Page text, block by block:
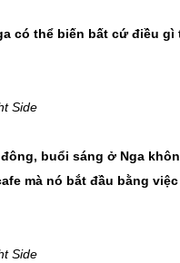
có thể biến bất cứ điều gì
Side
đông, buổi sáng ở Nga
mà nó bắt đầu bằng
Side